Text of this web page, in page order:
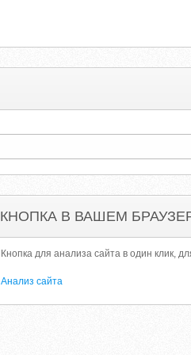
КНОПКА В ВАШЕМ
Кнопка для анализа сайта в один клик,
Анализ сайта